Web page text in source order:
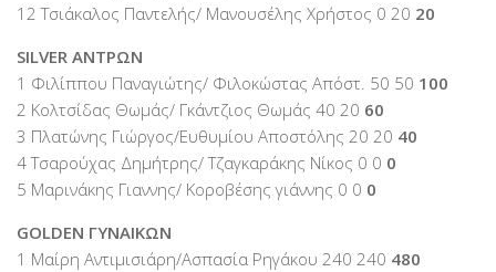
12 Τσιάκαλος Παντελής/ Μανουσέλης Χρήστος 0 20 20
SILVER ΑΝΤΡΩΝ
1 Φιλίππου Παναγιώτης/ Φιλοκώστας Απόστ. 50 50 100
2 Κολτσίδας Θωμάς/ Γκάντζιος Θωμάς 40 20 60
3 Πλατώνης Γιώργος/Ευθυμίου Αποστόλης 20 20 40
4 Τσαρούχας Δημήτρης/ Τζαγκαράκης Νίκος 0 0 0
5 Μαρινάκης Γιαννης/ Κοροβέσης γιάννης 0 0 0
GOLDEN ΓΥΝΑΙΚΩΝ
1 Μαίρη Αντιμισιάρη/Ασπασία Ρηγάκου 240 240 480